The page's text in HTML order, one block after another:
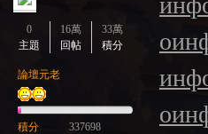
0
主題
16萬
回帖
33萬
積分
論壇元老
積分 337698
о
о